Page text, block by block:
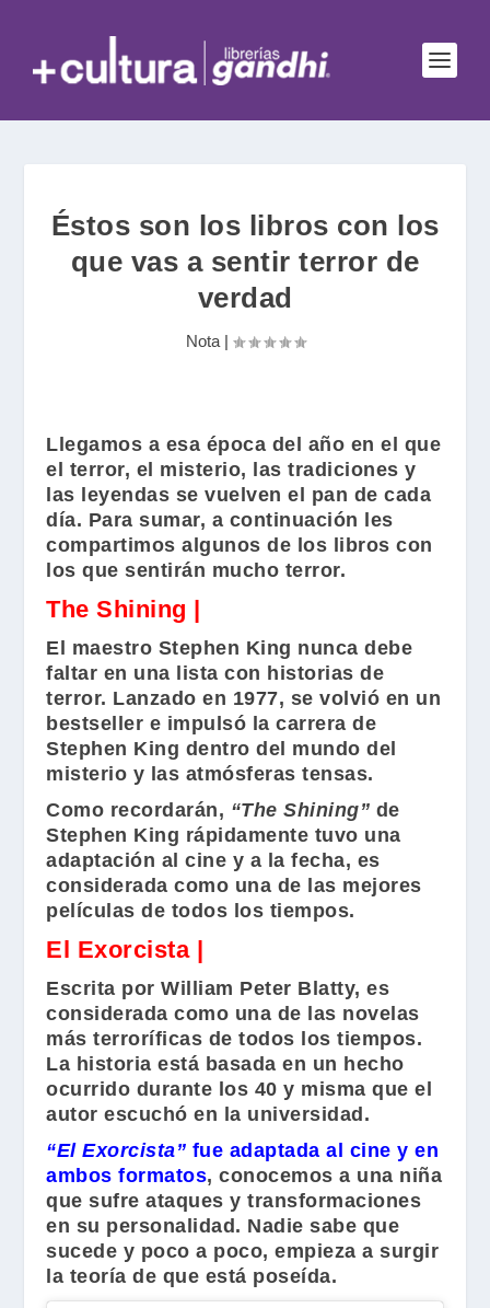
Éstos son los libros con los
que vas a sentir terror de
verdad
Nota|
Llegamos a esa época del año en el que
el terror, el misterio, las tradiciones y
las leyendas se vuelven el pan de cada
día. Para sumar, a continuación les
compartimos algunos de los libros con
los que sentirán mucho terror.
The Shining |
El maestro Stephen King nunca debe
faltar en una lista con historias de
terror. Lanzado en 1977, se volvió en un
bestseller e impulsó la carrera de
Stephen King dentro del mundo del
misterio y las atmósferas tensas.
Como recordarán, “The Shining” de
Stephen King rápidamente tuvo una
adaptación al cine y a la fecha, es
considerada como una de las mejores
películas de todos los tiempos.
El Exorcista |
Escrita porWilliam Peter Blatty, es
considerada como una de las novelas
más terroríficas de todos los tiempos.
La historia está basada en un hecho
ocurrido durante los 40 y misma que el
autor escuchó en la universidad.
“El Exorcista” fue adaptada al cine y en
ambos formatos, conocemos a una niña
que sufre ataques y transformaciones
en su personalidad. Nadie sabe que
sucede y poco a poco, empieza a surgir
la teoría de que está poseída.